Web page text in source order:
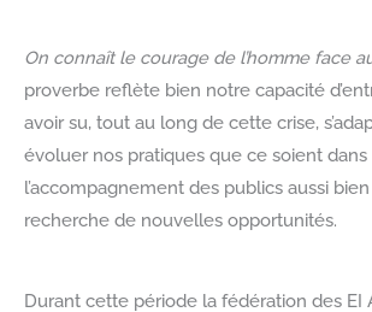
On connaît le courage de l’homme face
proverbe reflète bien notre capacité
avoir su, tout au long de cette crise,
évoluer nos pratiques que ce soient dans
l’accompagnement des publics aussi
recherche de nouvelles opportunités.
Durant cette période la fédération des EI